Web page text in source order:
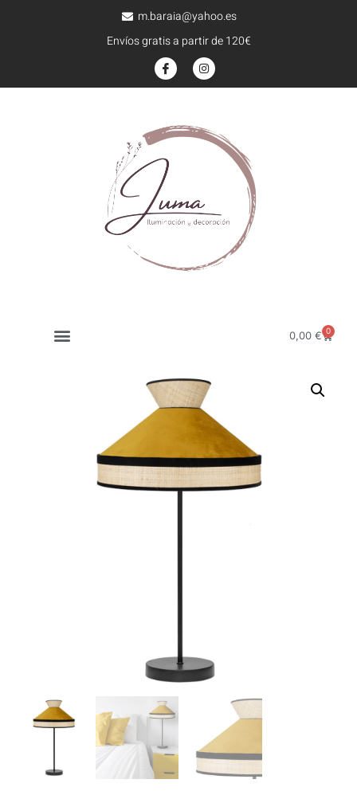
m.baraia@yahoo.es
Envíos gratis a partir de 120€
0,00 € 0